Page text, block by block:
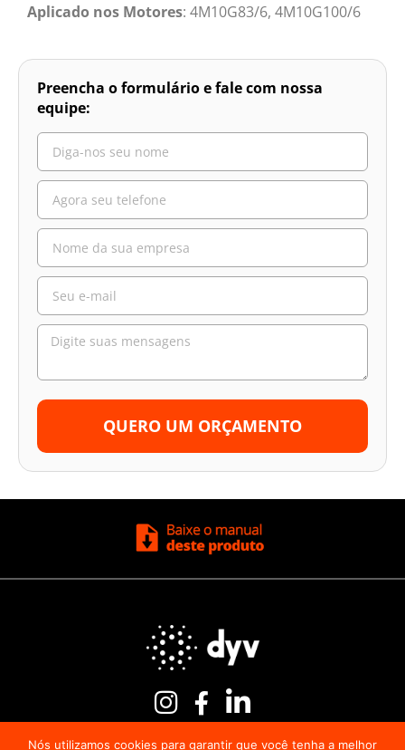
Aplicado nos Motores: 4M10G83/6, 4M10G100/6
Preencha o formulário e fale com nossa
equipe:
QUERO UM ORÇAMENTO
Nós utilizamos cookies para garantir que você tenha a melhor